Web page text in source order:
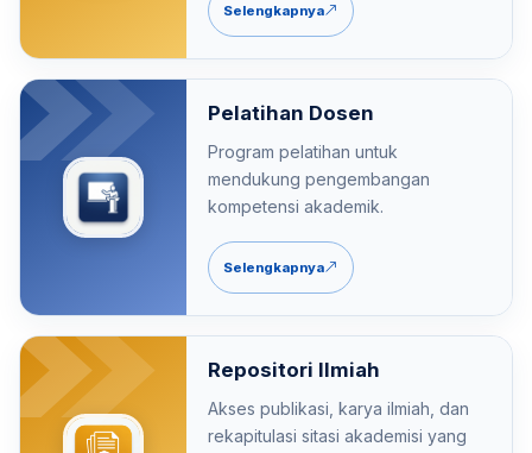
Selengkapnya
Pelatihan Dosen
Program pelatihan untuk
mendukung pengembangan
kompetensi akademik.
Selengkapnya
Repositori Ilmiah
Akses publikasi, karya ilmiah, dan
rekapitulasi sitasi akademisi yang